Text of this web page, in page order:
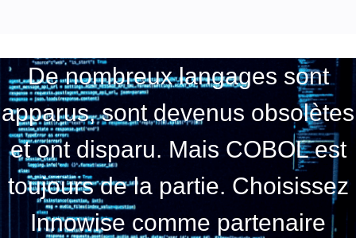
De nombreux langages sont
apparus, sont devenus obsolètes
et ont disparu. Mais COBOL est
toujours de la partie. Choisissez
Innowise comme partenaire